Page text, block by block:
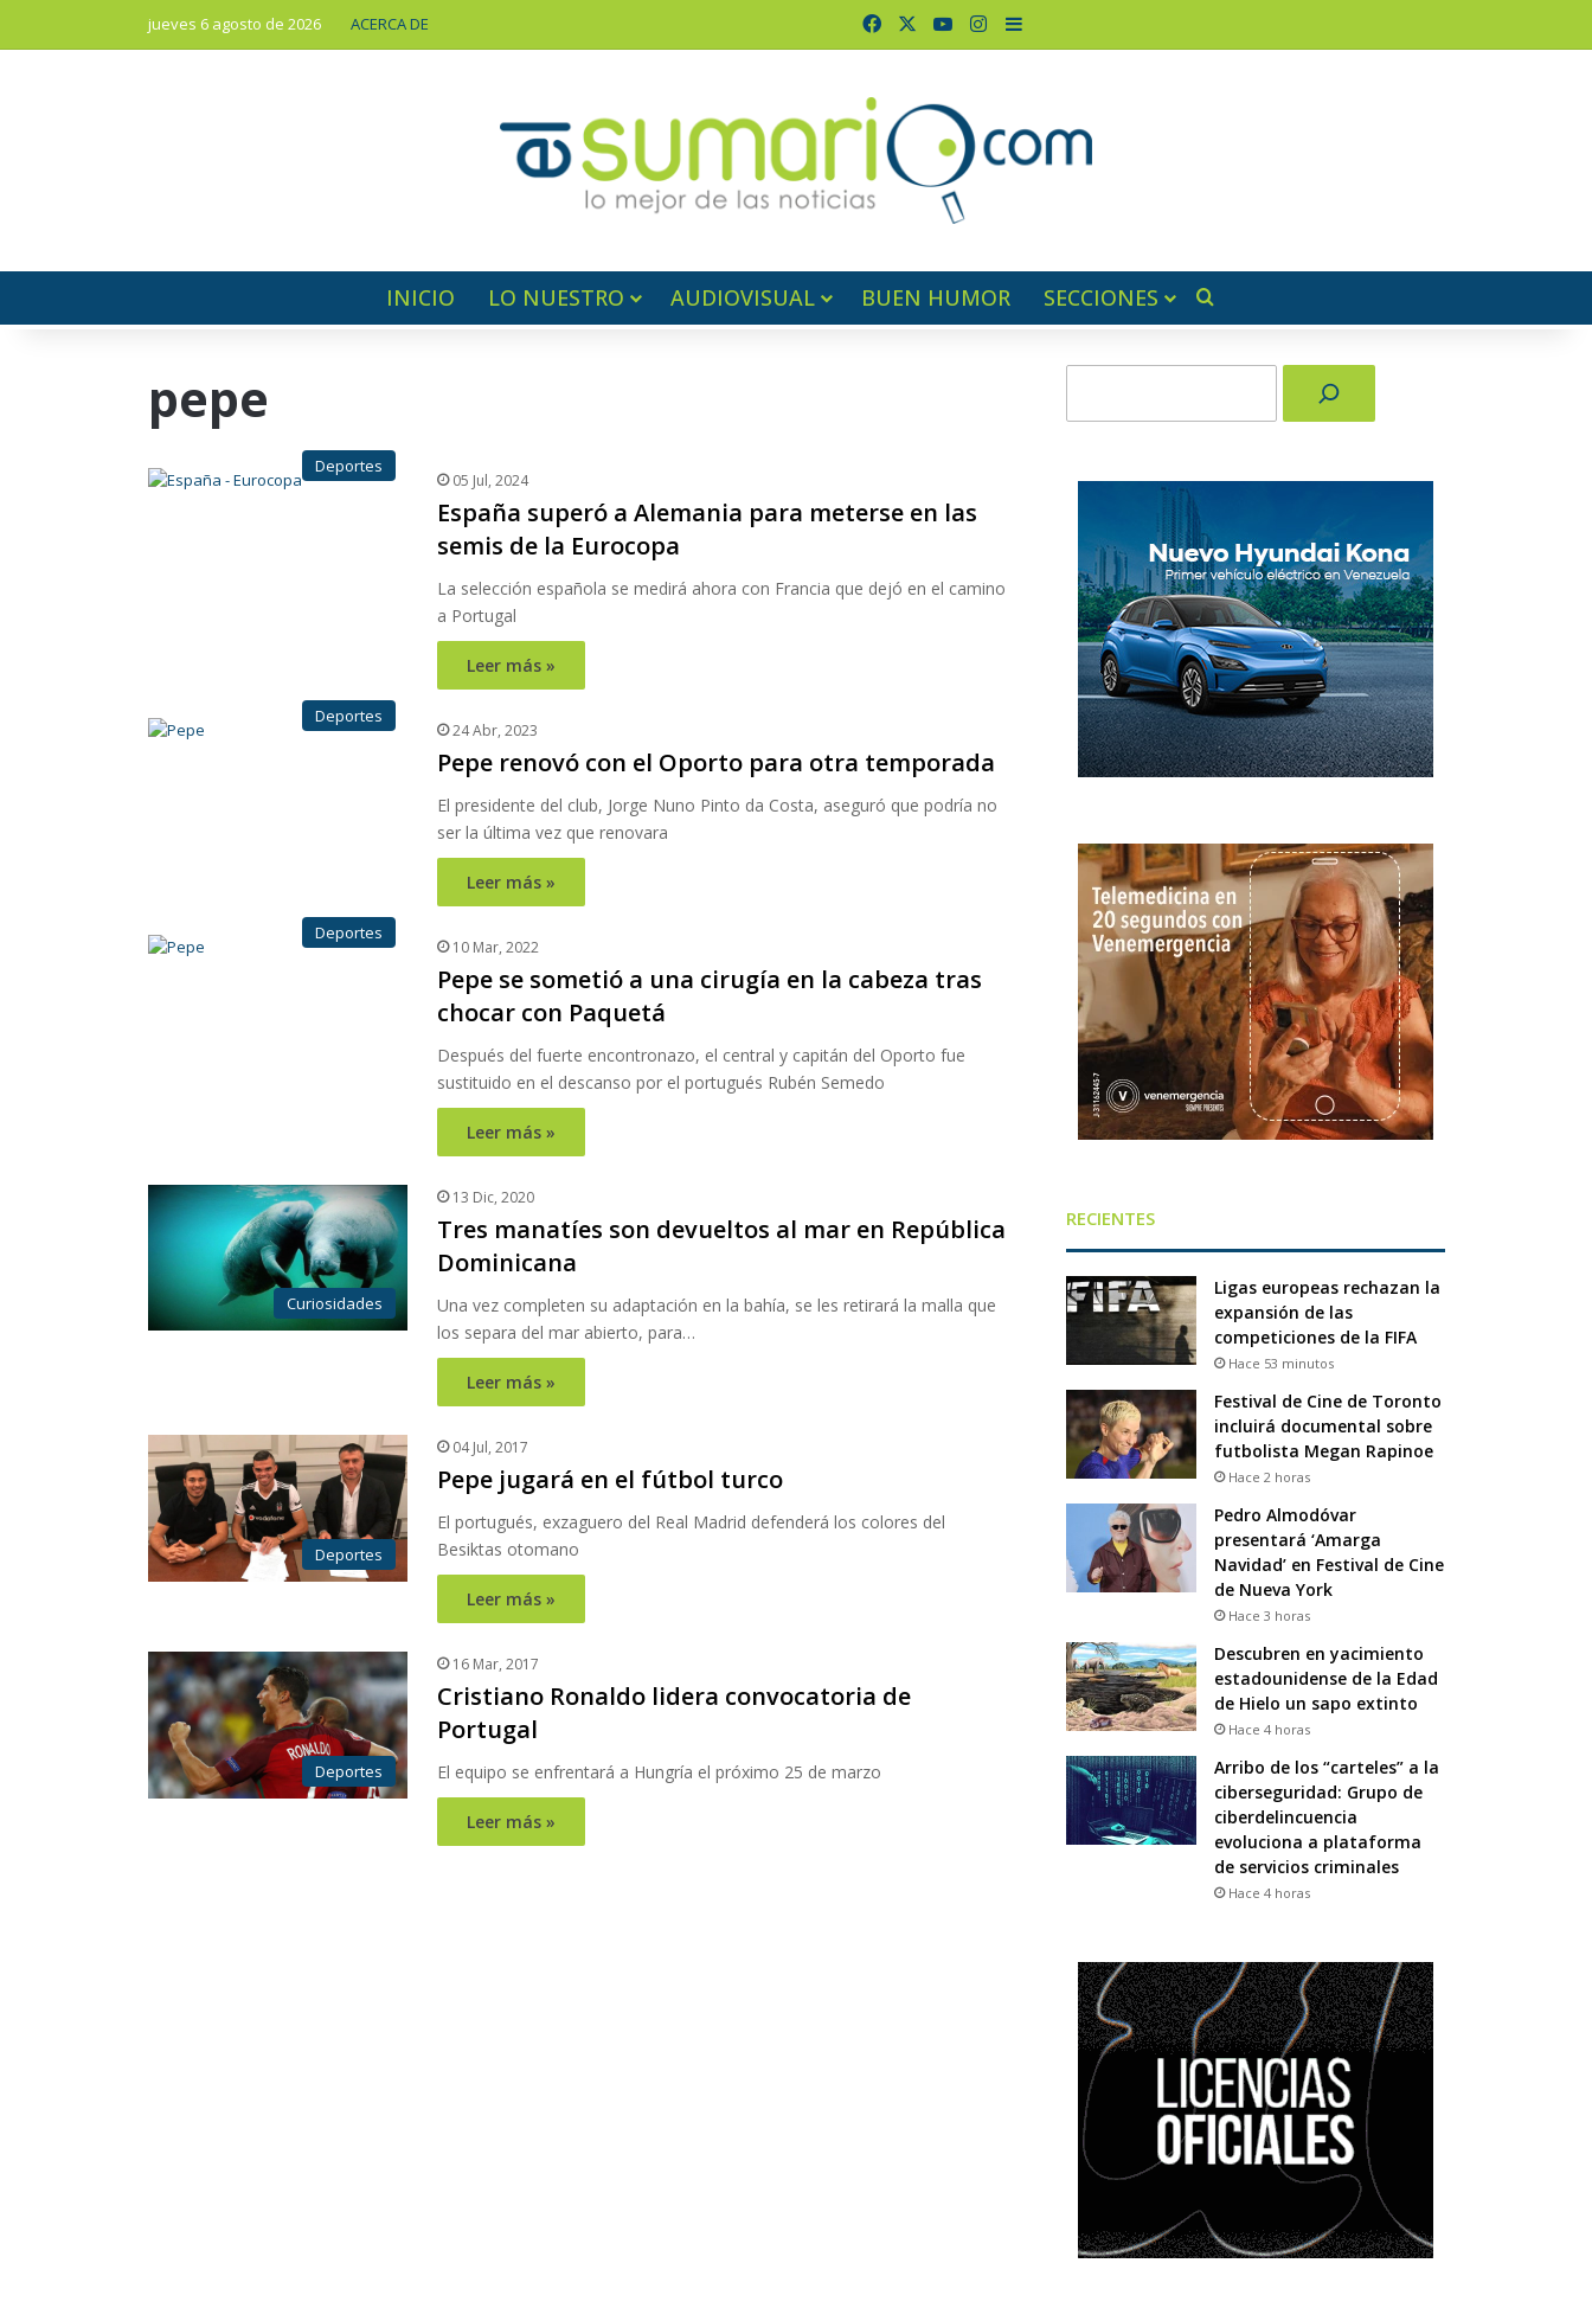
jueves 6 agosto de 2026 ACERCA DE FacebookYouTubeInstagram
Barra lateral
INICIO LO NUESTRO AUDIOVISUAL BUEN HUMOR SECCIONES
pepe
Deportes
05 Jul, 2024
España superó a Alemania para meterse en las
semis de la Eurocopa
La selección española se medirá ahora con Francia que dejó en el camino
a Portugal
Leer más »
Deportes
24 Abr, 2023
Pepe renovó con el Oporto para otra temporada
El presidente del club, Jorge Nuno Pinto da Costa, aseguró que podría no
ser la última vez que renovara
Leer más »
Deportes
10 Mar, 2022
Pepe se sometió a una cirugía en la cabeza tras
chocar con Paquetá
Después del fuerte encontronazo, el central y capitán del Oporto fue
sustituido en el descanso por el portugués Rubén Semedo
Leer más »
Curiosidades
13 Dic, 2020
Tres manatíes son devueltos al mar en República
Dominicana
Una vez completen su adaptación en la bahía, se les retirará la malla que
los separa del mar abierto, para…
Leer más »
Deportes
04 Jul, 2017
Pepe jugará en el fútbol turco
El portugués, exzaguero del Real Madrid defenderá los colores del
Besiktas otomano
Leer más »
Deportes
16 Mar, 2017
Cristiano Ronaldo lidera convocatoria de
Portugal
El equipo se enfrentará a Hungría el próximo 25 de marzo
Leer más »
RECIENTES
Ligas europeas rechazan la
expansión de las
competiciones de la FIFA
Hace 53 minutos
Festival de Cine de Toronto
incluirá documental sobre
futbolista Megan Rapinoe
Hace 2 horas
Pedro Almodóvar
presentará ‘Amarga
Navidad’ en Festival de Cine
de Nueva York
Hace 3 horas
Descubren en yacimiento
estadounidense de la Edad
de Hielo un sapo extinto
Hace 4 horas
Arribo de los “carteles” a la
ciberseguridad: Grupo de
ciberdelincuencia
evoluciona a plataforma
de servicios criminales
Hace 4 horas